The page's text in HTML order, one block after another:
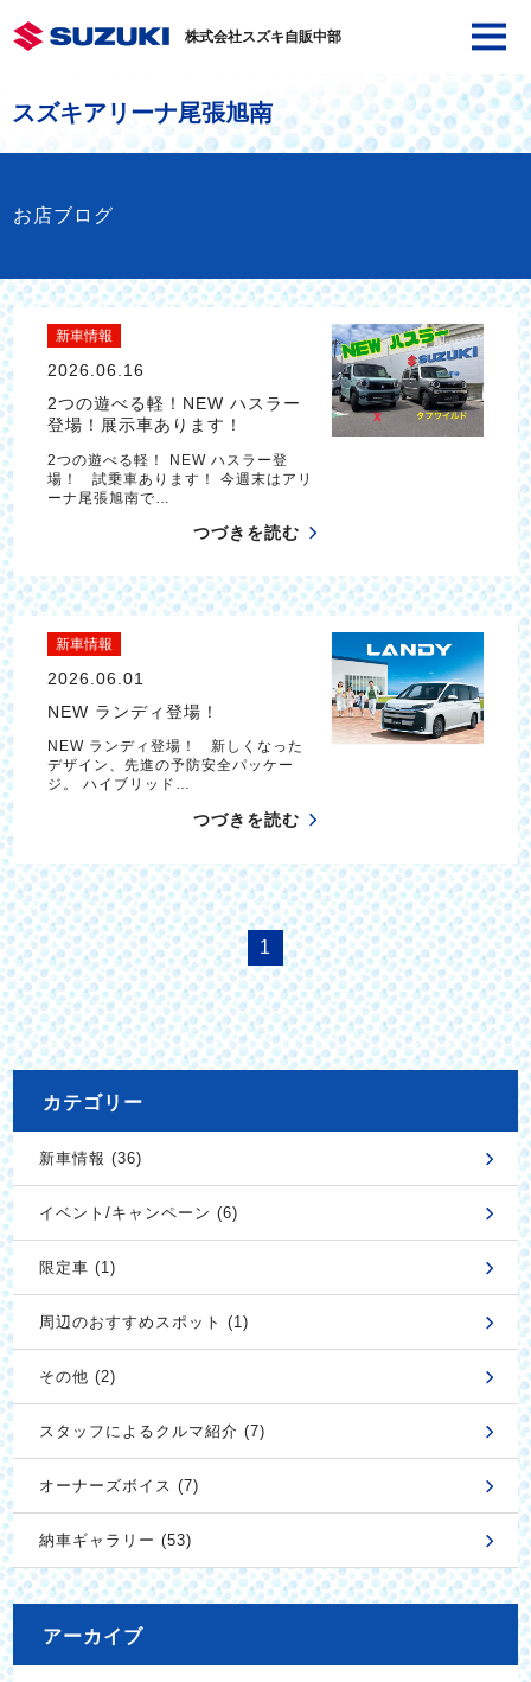
株式会社スズキ自販中部
スズキアリーナ尾張旭南
お店ブログ
新車情報
2026.06.16
2つの遊べる軽！NEW ハスラー
登場！展示車あります！
2つの遊べる軽！ NEW ハスラー登
場！ 試乗車あります！ 今週末はアリ
ーナ尾張旭南で…
つづきを読む
新車情報
2026.06.01
NEW ランディ登場！
NEW ランディ登場！ 新しくなった
デザイン、先進の予防安全パッケー
ジ。 ハイブリッド…
つづきを読む
1
カテゴリー
新車情報 (36)
イベント/キャンペーン (6)
限定車 (1)
周辺のおすすめスポット (1)
その他 (2)
スタッフによるクルマ紹介 (7)
オーナーズボイス (7)
納車ギャラリー (53)
アーカイブ